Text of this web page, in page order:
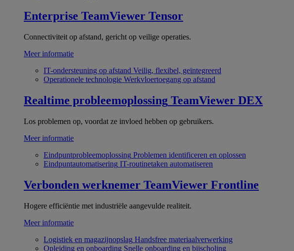
Enterprise TeamViewer Tensor
Connectiviteit op afstand, gericht op veilige operaties.
Meer informatie
IT-ondersteuning op afstand Veilig, flexibel, geïntegreerd
Operationele technologie Werkvloertoegang op afstand
Realtime probleemoplossing TeamViewer DEX
Los problemen op, voordat ze invloed hebben op gebruikers.
Meer informatie
Eindpuntprobleemoplossing Problemen identificeren en oplossen
Eindpuntautomatisering IT-routinetaken automatiseren
Verbonden werknemer TeamViewer Frontline
Hogere efficiëntie met industriële aangevulde realiteit.
Meer informatie
Logistiek en magazijnopslag Handsfree materiaalverwerking
Opleiding en onboarding Snelle onboarding en bijscholing